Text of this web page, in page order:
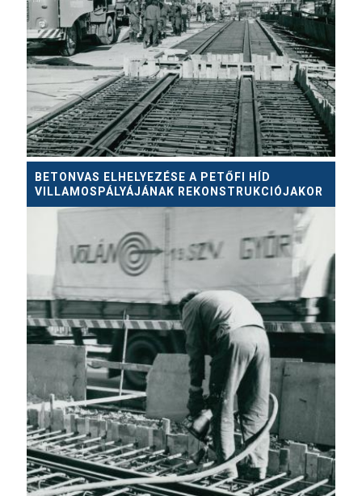
BETONVAS ELHELYEZÉSE A PETŐFI HÍD
VILLAMOSPÁLYÁJÁNAK REKONSTRUKCIÓJAKOR